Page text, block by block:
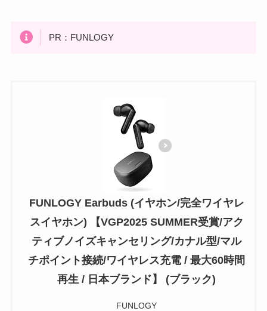
PR：FUNLOGY
FUNLOGY Earbuds (イヤホン/完全ワイヤレ
スイヤホン) 【VGP2025 SUMMER受賞/アク
ティブノイズキャンセリング/カナル型/マル
チポイント接続/ワイヤレス充電 / 最大60時間
再生 / 日本ブランド】 (ブラック)
FUNLOGY